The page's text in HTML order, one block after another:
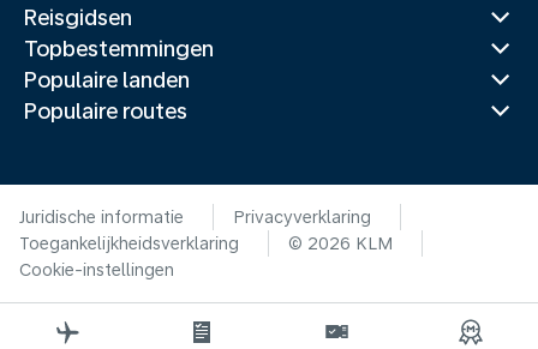
Reisgidsen
Topbestemmingen
Populaire landen
Populaire routes
Juridische informatie
Privacyverklaring
Toegankelijkheidsverklaring
© 2026 KLM
Cookie-instellingen